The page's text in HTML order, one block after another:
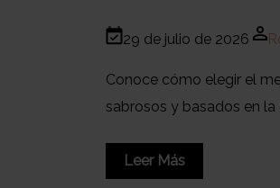
29 de julio de 2026
Conoce cómo elegir el
sabrosos y basados en la
Leer Más